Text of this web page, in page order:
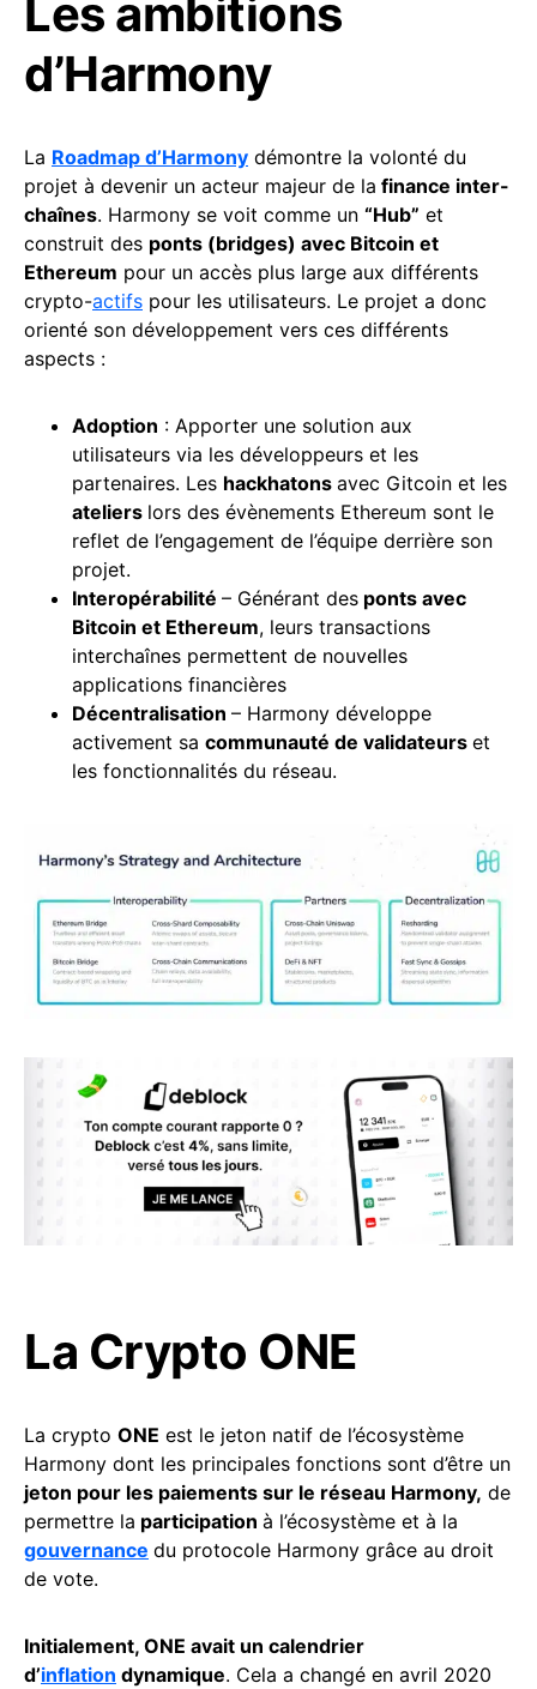
Les ambitions
d’Harmony
La Roadmap d’Harmony démontre la volonté du
projet à devenir un acteur majeur de la finance inter-
chaînes. Harmony se voit comme un “Hub” et
construit des ponts (bridges) avec Bitcoin et
Ethereum pour un accès plus large aux différents
crypto-actifs pour les utilisateurs. Le projet a donc
orienté son développement vers ces différents
aspects :
Adoption : Apporter une solution aux
utilisateurs via les développeurs et les
partenaires. Les hackhatons avec Gitcoin et les
ateliers lors des évènements Ethereum sont le
reflet de l’engagement de l’équipe derrière son
projet.
Interopérabilité – Générant des ponts avec
Bitcoin et Ethereum, leurs transactions
interchaînes permettent de nouvelles
applications financières
Décentralisation – Harmony développe
activement sa communauté de validateurs et
les fonctionnalités du réseau.
La Crypto ONE
La crypto ONE est le jeton natif de l’écosystème
Harmony dont les principales fonctions sont d’être un
jeton pour les paiements sur le réseau Harmony, de
permettre la participation à l’écosystème et à la
gouvernance du protocole Harmony grâce au droit
de vote.
Initialement, ONE avait un calendrier
d’inflation dynamique. Cela a changé en avril 2020